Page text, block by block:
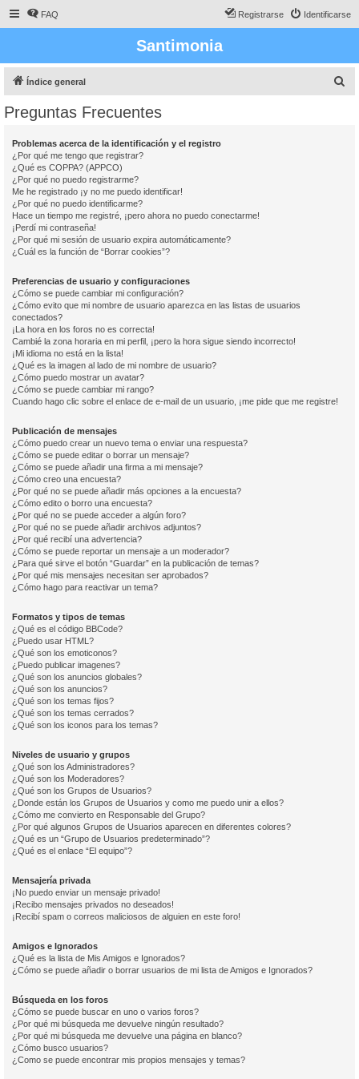
FAQ Identificarse
Registrarse
Santimonia
Índice general
Preguntas Frecuentes
Problemas acerca de la identificación y el registro
¿Por qué me tengo que registrar?
¿Qué es COPPA? (APPCO)
¿Por qué no puedo registrarme?
Me he registrado ¡y no me puedo identificar!
¿Por qué no puedo identificarme?
Hace un tiempo me registré, ¡pero ahora no puedo conectarme!
¡Perdí mi contraseña!
¿Por qué mi sesión de usuario expira automáticamente?
¿Cuál es la función de “Borrar cookies”?
Preferencias de usuario y configuraciones
¿Cómo se puede cambiar mi configuración?
¿Cómo evito que mi nombre de usuario aparezca en las listas de usuarios
conectados?
¡La hora en los foros no es correcta!
Cambié la zona horaria en mi perfil, ¡pero la hora sigue siendo incorrecto!
¡Mi idioma no está en la lista!
¿Qué es la imagen al lado de mi nombre de usuario?
¿Cómo puedo mostrar un avatar?
¿Cómo se puede cambiar mi rango?
Cuando hago clic sobre el enlace de e-mail de un usuario, ¡me pide que me registre!
Publicación de mensajes
¿Cómo puedo crear un nuevo tema o enviar una respuesta?
¿Cómo se puede editar o borrar un mensaje?
¿Cómo se puede añadir una firma a mi mensaje?
¿Cómo creo una encuesta?
¿Por qué no se puede añadir más opciones a la encuesta?
¿Cómo edito o borro una encuesta?
¿Por qué no se puede acceder a algún foro?
¿Por qué no se puede añadir archivos adjuntos?
¿Por qué recibí una advertencia?
¿Cómo se puede reportar un mensaje a un moderador?
¿Para qué sirve el botón “Guardar” en la publicación de temas?
¿Por qué mis mensajes necesitan ser aprobados?
¿Cómo hago para reactivar un tema?
Formatos y tipos de temas
¿Qué es el código BBCode?
¿Puedo usar HTML?
¿Qué son los emoticonos?
¿Puedo publicar imagenes?
¿Qué son los anuncios globales?
¿Qué son los anuncios?
¿Qué son los temas fijos?
¿Qué son los temas cerrados?
¿Qué son los iconos para los temas?
Niveles de usuario y grupos
¿Qué son los Administradores?
¿Qué son los Moderadores?
¿Qué son los Grupos de Usuarios?
¿Donde están los Grupos de Usuarios y como me puedo unir a ellos?
¿Cómo me convierto en Responsable del Grupo?
¿Por qué algunos Grupos de Usuarios aparecen en diferentes colores?
¿Qué es un “Grupo de Usuarios predeterminado”?
¿Qué es el enlace “El equipo”?
Mensajería privada
¡No puedo enviar un mensaje privado!
¡Recibo mensajes privados no deseados!
¡Recibí spam o correos maliciosos de alguien en este foro!
Amigos e Ignorados
¿Qué es la lista de Mis Amigos e Ignorados?
¿Cómo se puede añadir o borrar usuarios de mi lista de Amigos e Ignorados?
Búsqueda en los foros
¿Cómo se puede buscar en uno o varios foros?
¿Por qué mi búsqueda me devuelve ningún resultado?
¿Por qué mi búsqueda me devuelve una página en blanco?
¿Cómo busco usuarios?
¿Como se puede encontrar mis propios mensajes y temas?